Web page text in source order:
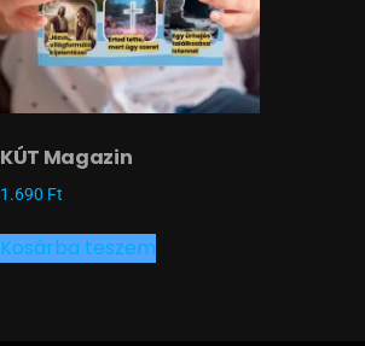
KÚT Magazin
1.690 Ft
Kosárba teszem